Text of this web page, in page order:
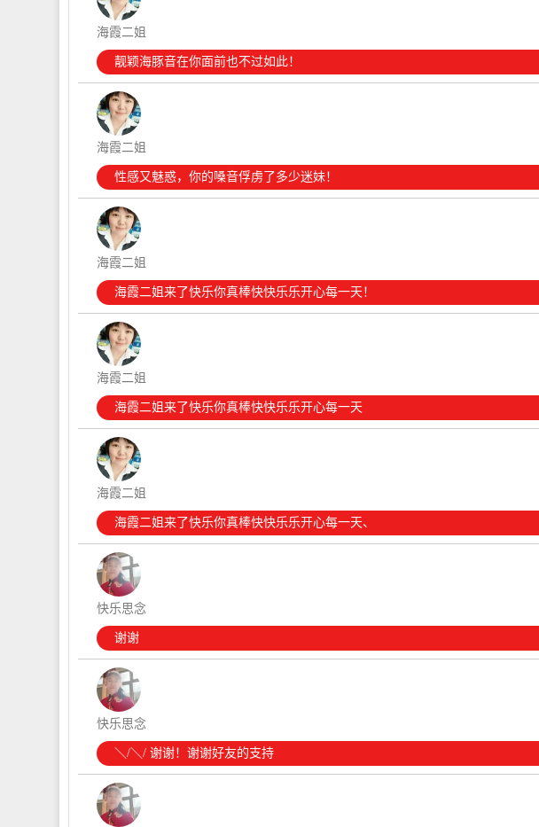
海霞二姐
靓颖海豚音在你面前也不过如此！
海霞二姐
性感又魅惑，你的嗓音俘虏了多少迷妹！
海霞二姐
海霞二姐来了快乐你真棒快快乐乐开心每一天！
海霞二姐
海霞二姐来了快乐你真棒快快乐乐开心每一天
海霞二姐
海霞二姐来了快乐你真棒快快乐乐开心每一天、
快乐思念
谢谢
快乐思念
＼/＼/ 谢谢！谢谢好友的支持